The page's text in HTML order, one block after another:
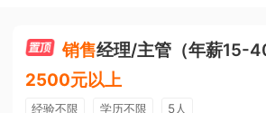
销售经理/主管（年薪15-
2500元以上
经验不限 学历不限 5人